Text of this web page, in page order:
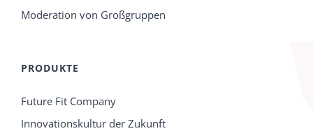
Moderation von Großgruppen
PRODUKTE
Future Fit Company
Innovationskultur der Zukunft